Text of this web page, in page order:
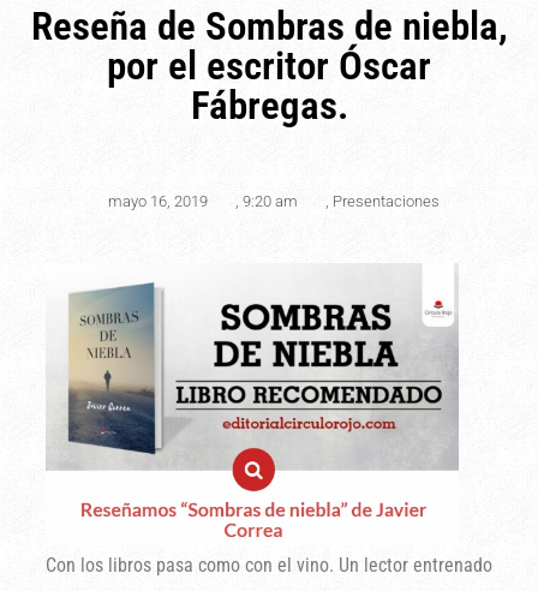
Reseña de Sombras de niebla,
por el escritor Óscar
Fábregas.
mayo 16, 2019 9:20 am Presentaciones
Con los libros pasa como con el vino. Un lector entrenado